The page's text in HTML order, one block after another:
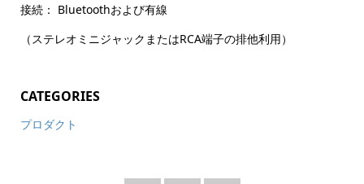
接続： Bluetoothおよび有線
（ステレオミニジャックまたはRCA端子の排他利用）
CATEGORIES
プロダクト